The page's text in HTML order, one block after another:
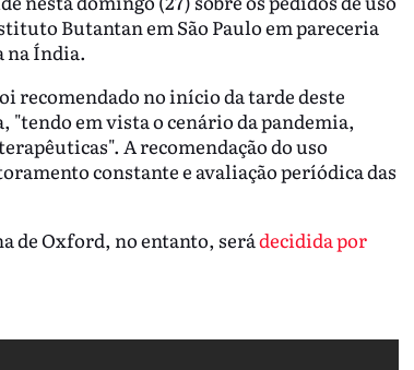
Butantan em São Paulo em pareceria
na Índia.
recomendado no início da tarde deste
"tendo em vista o cenário da pandemia,
A recomendação do uso
constante e avaliação períódica das
de Oxford, no entanto, serádecidida por